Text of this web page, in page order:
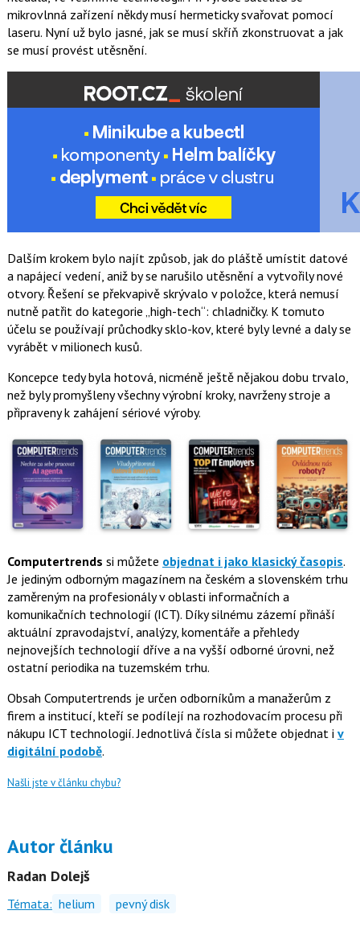
mikrovlnná zařízení někdy musí hermeticky svařovat pomocí
laseru. Nyní už bylo jasné, jak se musí skříň zkonstruovat a jak
se musí provést utěsnění.
Dalším krokem bylo najít způsob, jak do pláště umístit datové
a napájecí vedení, aniž by se narušilo utěsnění a vytvořily nové
otvory. Řešení se překvapivě skrývalo v položce, která nemusí
nutně patřit do kategorie „high-tech“: chladničky. K tomuto
účelu se používají průchodky sklo-kov, které byly levné a daly se
vyrábět v milionech kusů.
Koncepce tedy byla hotová, nicméně ještě nějakou dobu trvalo,
než byly promyšleny všechny výrobní kroky, navrženy stroje a
připraveny k zahájení sériové výroby.
Computertrends si můžete objednat i jako klasický časopis.
Je jediným odborným magazínem na českém a slovenském trhu
zaměreným na profesionály v oblasti informačních a
komunikačních technologií (ICT). Díky silnému zázemí přináší
aktuální zpravodajství, analýzy, komentáře a přehledy
nejnovejších technologií dříve a na vyšší odborné úrovni, než
ostatní periodika na tuzemském trhu.
Obsah Computertrends je určen odborníkům a manažerům z
firem a institucí, kteří se podílejí na rozhodovacím procesu při
nákupu ICT technologií. Jednotlivá čísla si můžete objednat i v
digitální podobě.
Našli jste v článku chybu?
Autor článku
Radan Dolejš
Témata: helium pevný disk